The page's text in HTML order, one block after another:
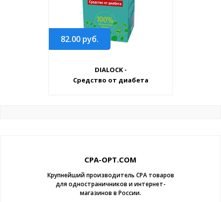
82.00 руб.
DIALOCK -
Средство от диабета
CPA-OPT.COM
Крупнейший производитель CPA товаров
для одностраничников и интернет-
магазинов в России.